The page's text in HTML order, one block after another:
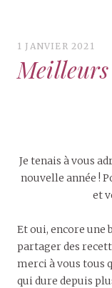
1 JANVIER 2021
Je tenais à vous
nouvelle année !
et
Et oui, encore une
partager des
merci à vous tous
qui dure depuis